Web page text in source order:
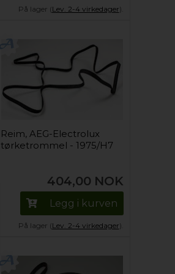
På lager (Lev. 2-4 virkedager).
Reim, AEG-Electrolux
tørketrommel - 1975/H7
404,00 NOK
Legg i kurven
På lager (Lev. 2-4 virkedager).